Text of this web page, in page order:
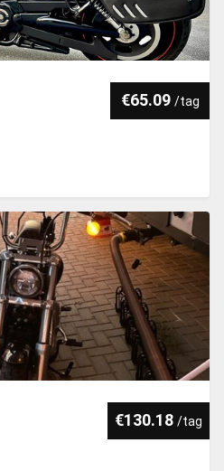
€65.09 /tag
€130.18 /tag